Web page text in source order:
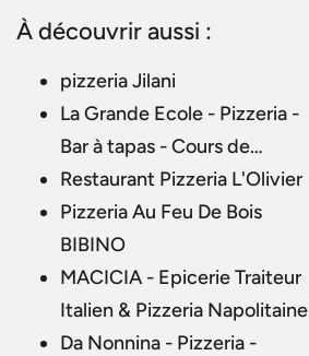
À découvrir aussi :
pizzeria Jilani
La Grande Ecole - Pizzeria -
Bar à tapas - Cours de…
Restaurant Pizzeria L'Olivier
Pizzeria Au Feu De Bois
BIBINO
MACICIA - Epicerie Traiteur
Italien & Pizzeria Napolitaine
Da Nonnina - Pizzeria -